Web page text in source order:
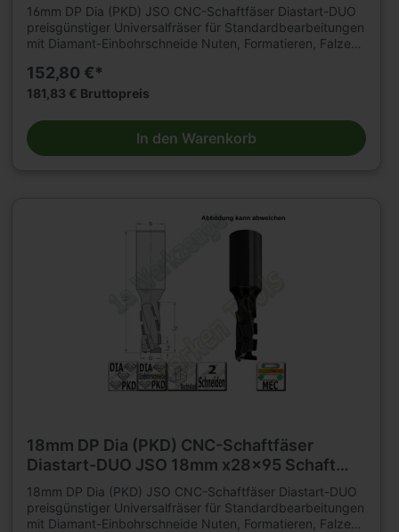
20mm Z=2 R
16mm DP Dia (PKD) JSO CNC-Schaftfäser Diastart-DUO
preisgünstiger Universalfräser für Standardbearbeitungen
mit Diamant-Einbohrschneide Nuten, Formatieren, Falzen
Fräsmaschinenmit hohen Standwegen. Geeignet für
axiales und schräges Eintauchen. Fräser aus Brüniertem
Bestückungshöhe 2,5 mm Einsatzempfehlung: Drehzahl =
18.000 - 24.000 u/min Vorschub = 6 - 10 m/min (je nach
Werkstoff und Anwendung)
152,80 €*
181,83 € Bruttopreis
In den Warenkorb
18mm DP Dia (PKD) CNC-Schaftfäser
Diastart-DUO JSO 18mm x28x95 Schaft
25mm Z=2 R
18mm DP Dia (PKD) JSO CNC-Schaftfäser Diastart-DUO
preisgünstiger Universalfräser für Standardbearbeitungen
mit Diamant-Einbohrschneide Nuten, Formatieren, Falzen